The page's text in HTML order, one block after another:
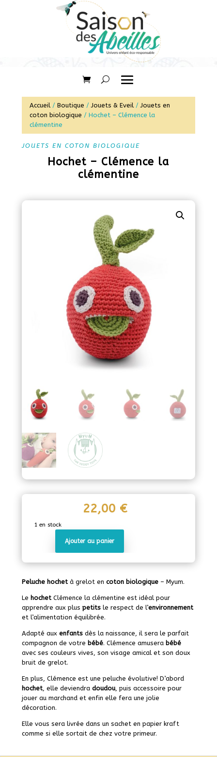
Accueil/ Boutique /Jouets & Eveil/Jouets en
coton biologique / Hochet – Clémence la
clémentine
JOUETS EN COTON BIOLOGIQUE
Hochet – Clémence la
clémentine
22,00 €
1 en stock
Hochet
Clémence
clémentine
Ajouter au panier
Peluche hochetà grelot en coton biologique– Myum.
Le hochetClémence la clémentine est idéal pour
apprendre aux plus petitsle respect de l’environnement
et l’alimentation équilibrée.
Adapté aux enfantsdès la naissance, il sera le parfait
compagnon de votre bébé. Clémence amusera bébé
avec ses couleurs vives, son visage amical et son doux
bruit de grelot.
En plus, Clémence est une peluche évolutive! D’abord
hochet, elle deviendra doudou, puis accessoire pour
jouer au marchand et enfin elle fera une jolie
décoration.
Elle vous sera livrée dans un sachet en papier kraft
comme si elle sortait de chez votre primeur.